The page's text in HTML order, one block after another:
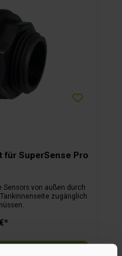
für SuperSense Pro
Sensors von außen durch
zugänglich